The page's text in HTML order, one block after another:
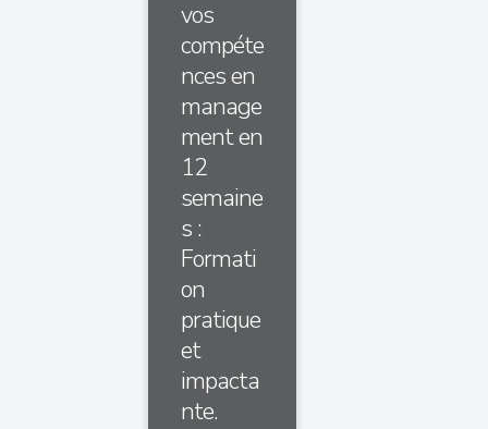
vos
compéte
nces en
manage
ment en
12
semaine
s :
Formati
on
pratique
et
impacta
nte.